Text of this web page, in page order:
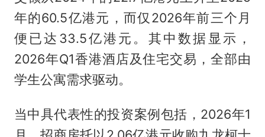
年的60.5亿港元，而仅2026年前三个月
便已达33.5亿港元。其中数据显示，
2026年Q1香港酒店及住宅交易，全部由
学生公寓需求驱动。
当中具代表性的投资案例包括，2026年1